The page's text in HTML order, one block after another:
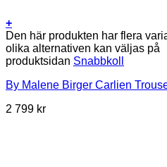
+
Den här produkten har flera
olika alternativen kan väljas på
produktsidan Snabbkoll
By Malene Birger Carlien
2 799 kr